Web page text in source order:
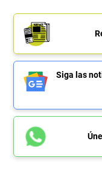
Siga las